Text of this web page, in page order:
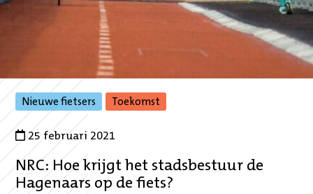
Nieuwe fietsers
overzicht
Toekomst
25 februari 2021
NRC: Hoe krijgt het stadsbestuur de
Hagenaars op de fiets?